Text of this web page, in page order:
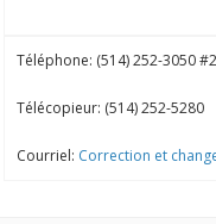
Téléphone: (514) 252-3050
Télécopieur: (514) 252-5280
Courriel: Correction et